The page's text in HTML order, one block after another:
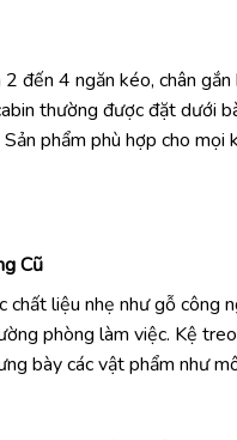
đến 4 ngăn kéo, chân gắn
thường được đặt dưới
phẩm phù hợp cho mọi
Cũ
liệu nhẹ như gỗ công
phòng làm việc. Kệ
bày các vật phẩm như